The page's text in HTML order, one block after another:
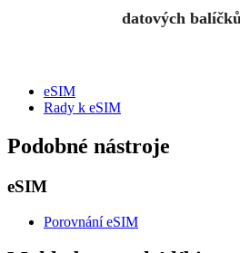
datových
eSIM
Rady k eSIM
Podobné nástroje
eSIM
Porovnání eSIM